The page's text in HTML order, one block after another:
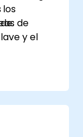
de
y el
de